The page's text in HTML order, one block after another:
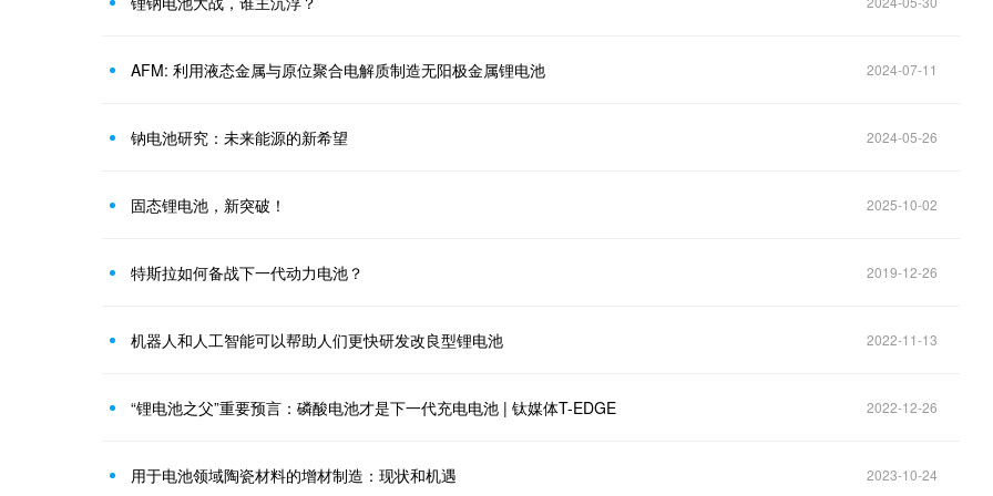
AFM: 利用液态金属与原位聚合电解质制造无阳极金属锂电池 2024-07-11
钠电池研究：未来能源的新希望 2024-05-26
固态锂电池，新突破！ 2025-10-02
特斯拉如何备战下一代动力电池？ 2019-12-26
机器人和人工智能可以帮助人们更快研发改良型锂电池 2022-11-13
“锂电池之父”重要预言：磷酸电池才是下一代充电电池 | 钛媒体T-EDGE 2022-12-26
用于电池领域陶瓷材料的增材制造：现状和机遇 2023-10-24